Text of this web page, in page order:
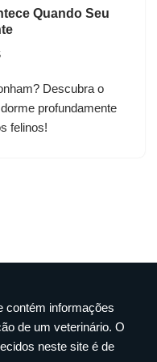
Quando Seu
Descubra o
profundamente
felinos!
contém informações
de um veterinário. O
neste site é de